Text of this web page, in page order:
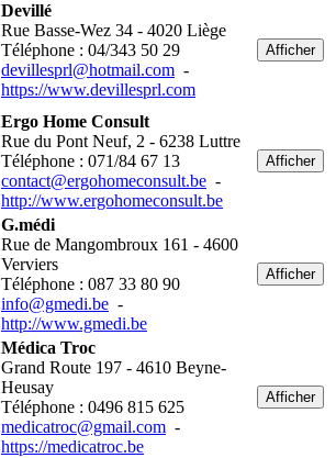
Devillé
Rue Basse-Wez 34 - 4020 Liège
Téléphone : 04/343 50 29
devillesprl@hotmail.com -
https://www.devillesprl.com
Afficher
Ergo Home Consult
Rue du Pont Neuf, 2 - 6238 Luttre
Téléphone : 071/84 67 13
contact@ergohomeconsult.be -
http://www.ergohomeconsult.be
Afficher
G.médi
Rue de Mangombroux 161 - 4600
Verviers
Téléphone : 087 33 80 90
info@gmedi.be -
http://www.gmedi.be
Afficher
Médica Troc
Grand Route 197 - 4610 Beyne-
Heusay
Téléphone : 0496 815 625
medicatroc@gmail.com -
https://medicatroc.be
Afficher